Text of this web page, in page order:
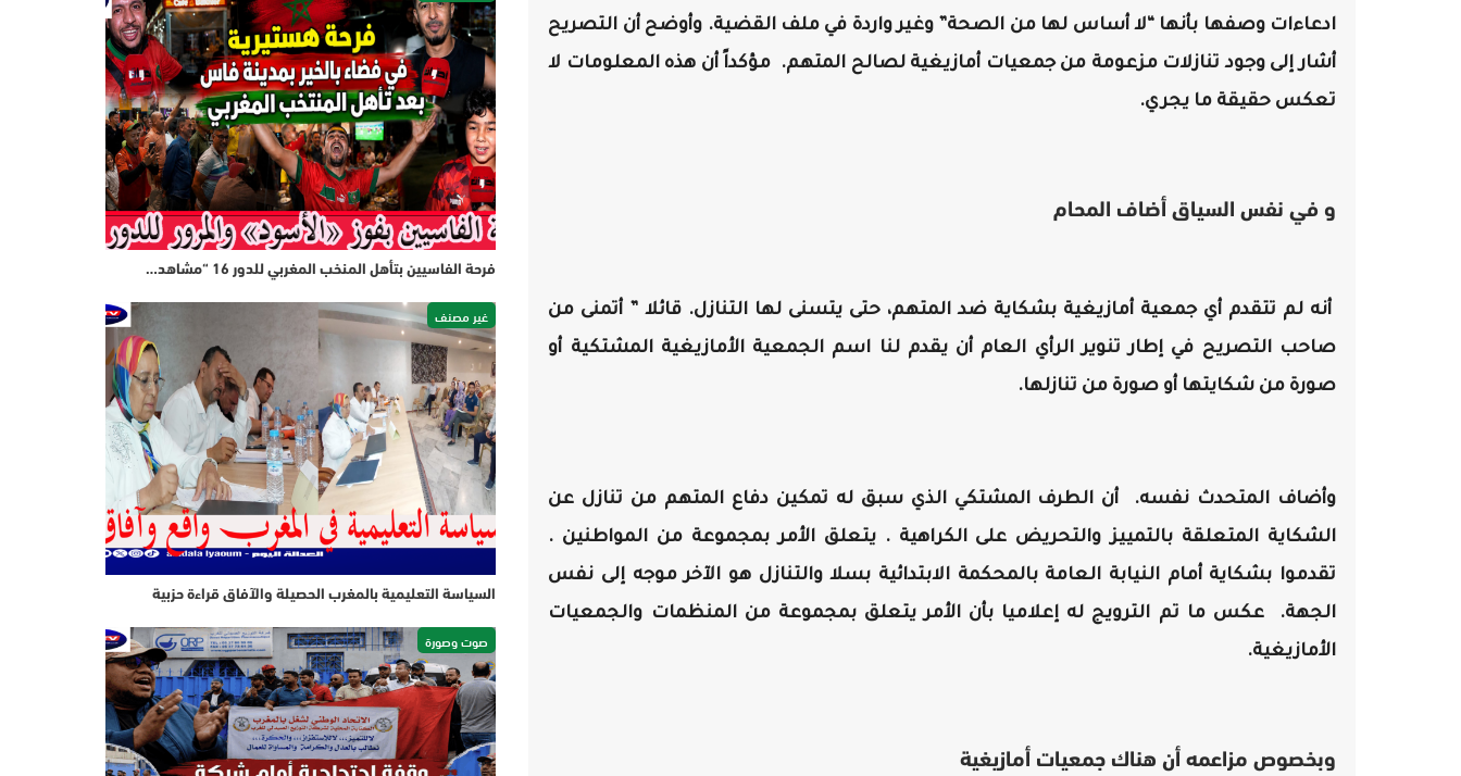
ادعاءات وصفها بأنها “لا أساس لها من الصحة” وغير واردة في ملف القضية. وأوضح أن التصريح
أشار إلى وجود تنازلات مزعومة من جمعيات أمازيغية لصالح المتهم. مؤكداً أن هذه المعلومات لا
تعكس حقيقة ما يجري.
و في نفس السياق أضاف المحام
أنه لم تتقدم أي جمعية أمازيغية بشكاية ضد المتهم، حتى يتسنى لها التنازل. قائلا ” أتمنى من
صاحب التصريح في إطار تنوير الرأي العام أن يقدم لنا اسم الجمعية الأمازيغية المشتكية أو
صورة من شكايتها أو صورة من تنازلها.
وأضاف المتحدث نفسه. أن الطرف المشتكي الذي سبق له تمكين دفاع المتهم من تنازل عن
الشكاية المتعلقة بالتمييز والتحريض على الكراهية . يتعلق الأمر بمجموعة من المواطنين .
تقدموا بشكاية أمام النيابة العامة بالمحكمة الابتدائية بسلا والتنازل هو الآخر موجه إلى نفس
الجهة. عكس ما تم الترويج له إعلاميا بأن الأمر يتعلق بمجموعة من المنظمات والجمعيات
الأمازيغية.
وبخصوص مزاعمه أن هناك جمعيات أمازيغية
فرحة الفاسيين بتأهل المنخب المغربي للدور 16 “مشاهد…
غير مصنف
السياسة التعليمية بالمغرب الحصيلة والآفاق قراءة حزبية
صوت وصورة